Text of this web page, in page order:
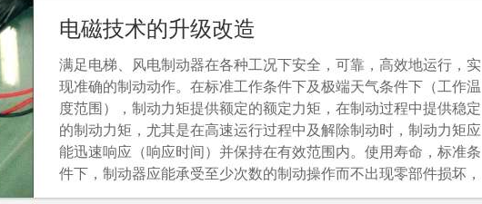
电磁技术的升级改造
满足电梯、风电制动器在各种工况下安全，可靠，高效地运行，实
现准确的制动动作。在标准工作条件下及极端天气条件下（工作温
度范围），制动力矩提供额定的额定力矩，在制动过程中提供稳定
的制动力矩，尤其是在高速运行过程中及解除制动时，制动力矩应
能迅速响应（响应时间）并保持在有效范围内。使用寿命，标准条
件下，制动器应能承受至少次数的制动操作而不出现零部件损坏，
制动力矩下降不超过设计目标；摩擦部件寿命应不低于标准运行时